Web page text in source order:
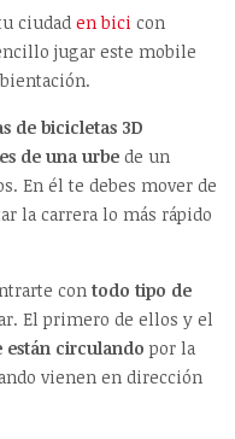
ciudaden bici con
jugar este mobile
de bicicletas 3D
de una urbe de un
En él te debes mover de
la carrera lo más rápido
contodo tipo de
El primero de ellos y el
están circulando por la
vienen en dirección